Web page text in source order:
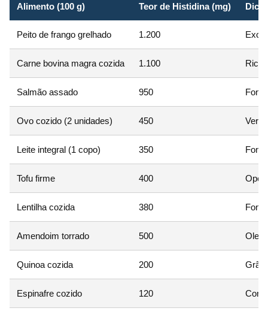
Alimento (100 g) Teor de Histidina (mg) Dica
Peito de frango grelhado 1.200
Carne bovina magra cozida 1.100 Rica
Salmão assado 950
Ovo cozido (2 unidades) 450
Leite integral (1 copo) 350
Tofu firme 400
Lentilha cozida 380
Amendoim torrado 500
Quinoa cozida 200 Grão
Espinafre cozido 120